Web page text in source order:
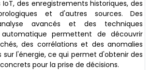
des enregistrements historiques, des
et d'autres sources. Des
avancés et des techniques
automatique permettent de découvrir
des corrélations et des anomalies
sur l'énergie, ce qui permet d'obtenir des
pour la prise de décisions.